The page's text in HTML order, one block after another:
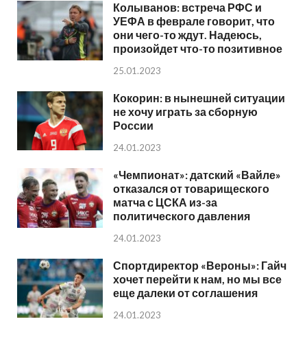
Колыванов: встреча РФС и
УЕФА в феврале говорит, что
они чего-то ждут. Надеюсь,
произойдет что-то позитивное
25.01.2023
Кокорин: в нынешней ситуации
не хочу играть за сборную
России
24.01.2023
«Чемпионат»: датский «Вайле»
отказался от товарищеского
матча с ЦСКА из-за
политического давления
24.01.2023
Спортдиректор «Вероны»: Гайч
хочет перейти к нам, но мы все
еще далеки от соглашения
24.01.2023